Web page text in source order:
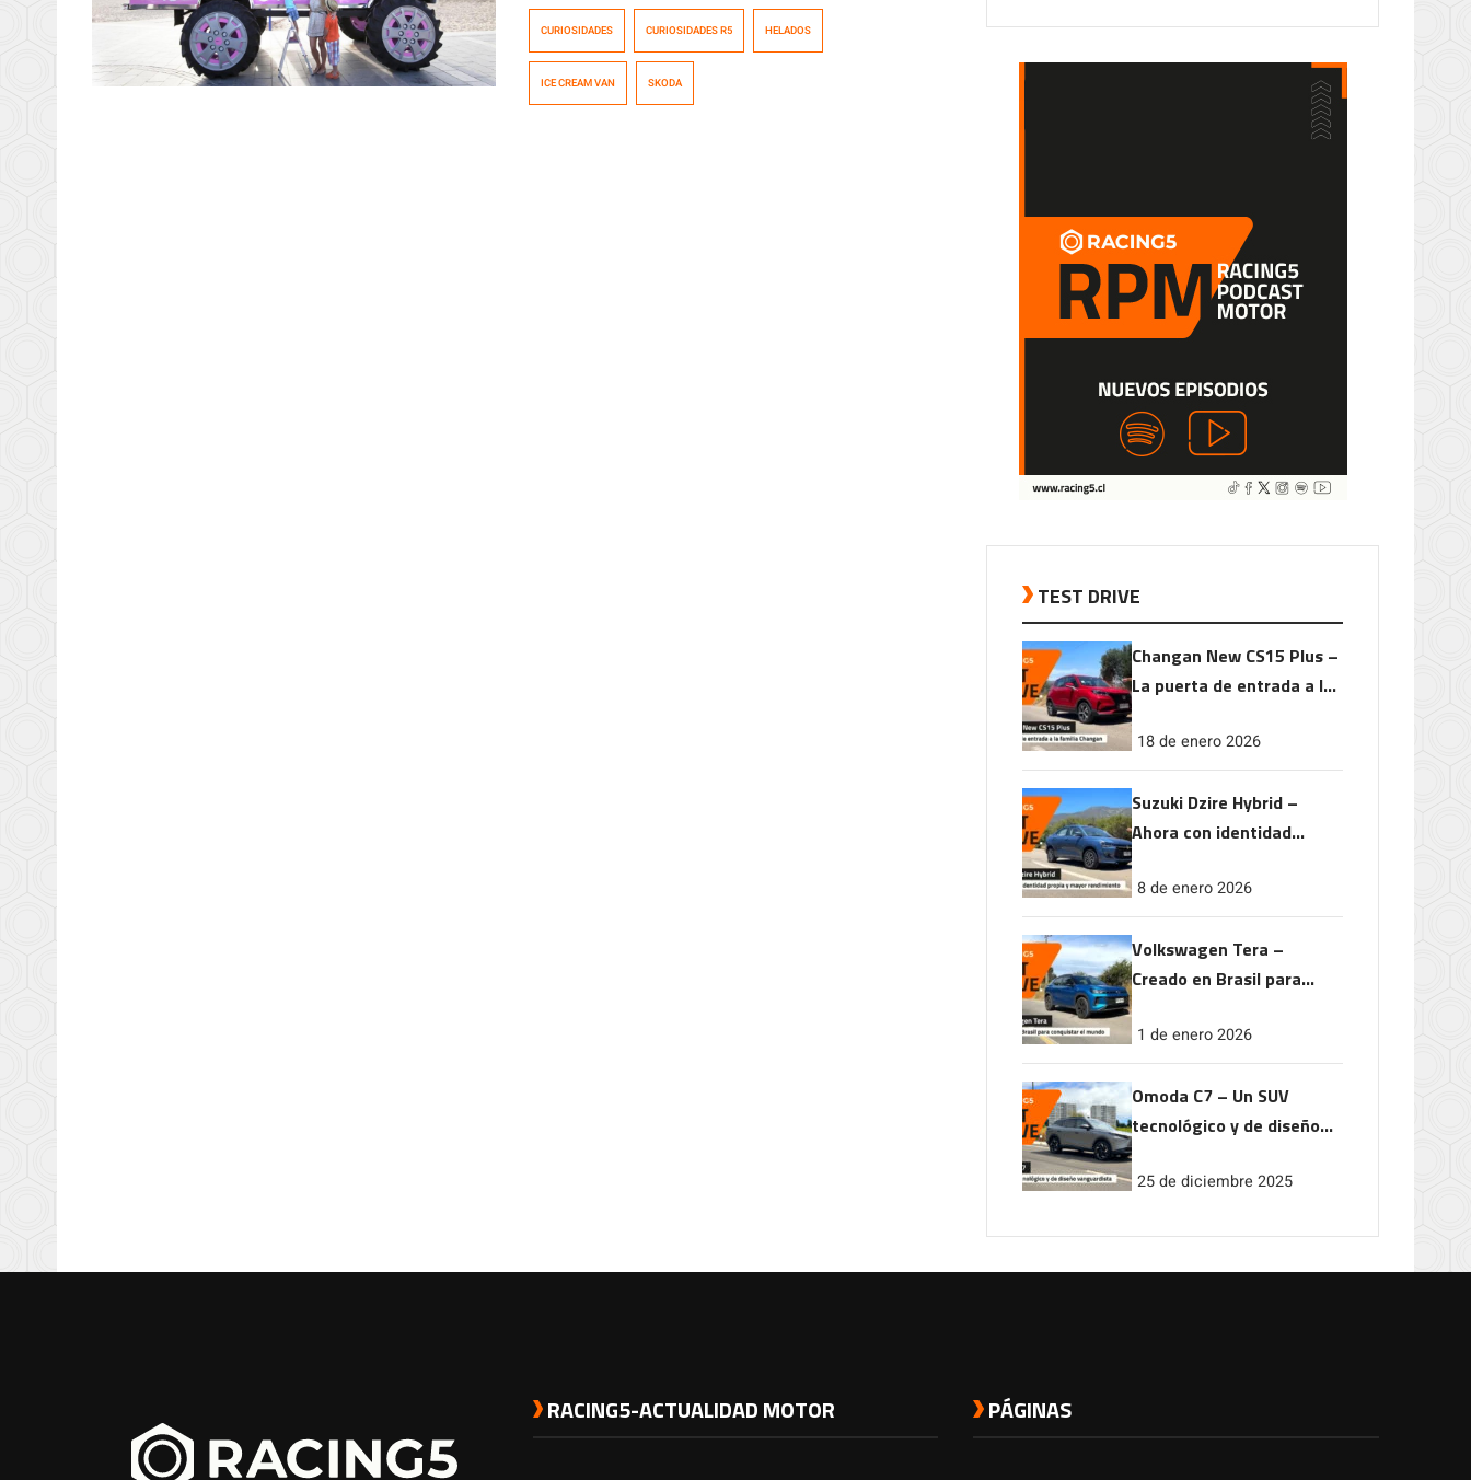
regalará más de 6500 helados este verano en Inglaterra
un aviso para el Octavia vRS, que hemos colgado más
CURIOSIDADES CURIOSIDADES R5 HELADOS
ICE CREAM VAN SKODA
TEST DRIVE
Changan New CS15 Plus –
La puerta de entrada a la
18 de enero 2026
Suzuki Dzire Hybrid –
Ahora con identidad
rendimiento
8 de enero 2026
Volkswagen Tera –
Creado en Brasil para
1 de enero 2026
Omoda C7 – Un SUV
tecnológico y de diseño
25 de diciembre 2025
RACING5-ACTUALIDAD MOTOR PÁGINAS